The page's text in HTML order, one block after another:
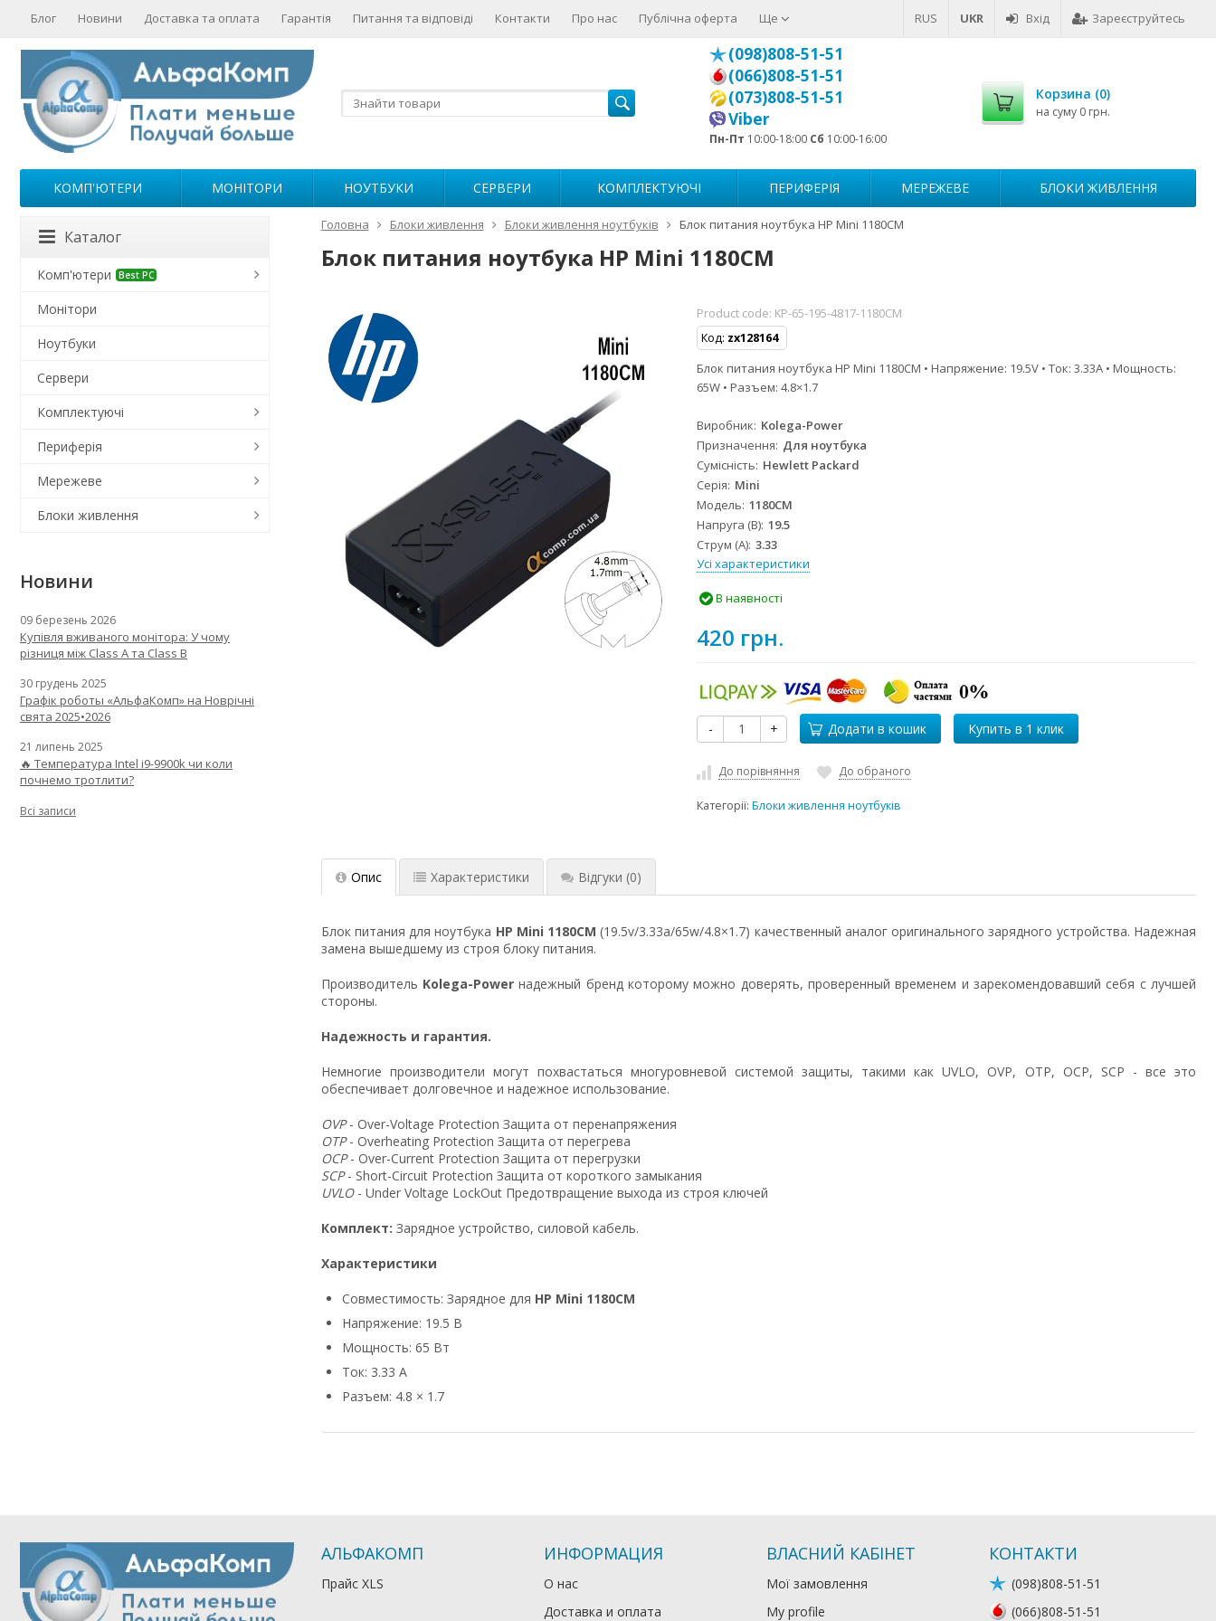
RUS UKR Вхід Зареєструйтесь
Блог Новини Доставка та оплата Гарантія Питання та відповіді Контакти Про нас Публічна оферта Ще
(098)808-51-51
(066)808-51-51
(073)808-51-51
Viber
Пн-Пт 10:00-18:00 Сб 10:00-16:00
Корзина (0)
на суму 0 грн.
КОМП'ЮТЕРИ МОНІТОРИ НОУТБУКИ СЕРВЕРИ КОМПЛЕКТУЮЧІ ПЕРИФЕРІЯ МЕРЕЖЕВЕ БЛОКИ ЖИВЛЕННЯ
Головна Блоки живлення Блоки живлення ноутбуків Блок питания ноутбука HP Mini 1180CM
Блок питания ноутбука HP Mini 1180CM
Product code: KP-65-195-4817-1180CM
Код: zx128164
Блок питания ноутбука HP Mini 1180CM • Напряжение: 19.5V • Ток: 3.33A • Мощность:
65W • Разъем: 4.8×1.7
Виробник Kolega-Power
Призначення Для ноутбука
Сумісність Hewlett Packard
Серія Mini
Модель 1180CM
Напруга (В) 19.5
Струм (А) 3.33
Усі характеристики
В наявності
420 грн.
- + Додати в кошик
До порівняння До обраного
Категорії:Блоки живлення ноутбуків
Опис Характеристики Відгуки (0)
Блок питания для ноутбука HP Mini 1180CM(19.5v/3.33a/65w/4.8×1.7) качественный аналог оригинального зарядного устройства. Надежная
замена вышедшему из строя блоку питания.
Производитель Kolega-Powerнадежный бренд которому можно доверять, проверенный временем и зарекомендовавший себя с лучшей
стороны.
Надежность и гарантия.
Немногие производители могут похвастаться многуровневой системой защиты, такими как UVLO, OVP, OTP, OCP, SCP - все это
обеспечивает долговечное и надежное использование.
OVP- Over-Voltage Protection Защита от перенапряжения
OTP- Overheating Protection Защита от перегрева
OCP- Over-Current Protection Защита от перегрузки
SCP- Short-Circuit Protection Защита от короткого замыкания
UVLO- Under Voltage LockOut Предотвращение выхода из строя ключей
Комплект: Зарядное устройство, силовой кабель.
Характеристики
Совместимость: Зарядное для HP Mini 1180CM
Напряжение: 19.5 В
Мощность: 65 Вт
Ток: 3.33 А
Разъем: 4.8 × 1.7
Каталог
Комп'ютери Best PC
Монітори
Ноутбуки
Сервери
Комплектуючі
Периферія
Мережеве
Блоки живлення
Новини
09 березень 2026
Купівля вживаного монітора: У чому
різниця між Class A та Class B
30 грудень 2025
Графік роботы «АльфаКомп» на Новрічні
свята 2025•2026
21 липень 2025
🔥 Температура Intel i9-9900k чи коли
почнемо тротлити?
Всі записи
АЛЬФАКОМП
Прайс XLS
ИНФОРМАЦИЯ
О нас
Доставка и оплата
ВЛАСНИЙ КАБІНЕТ
Мої замовлення
My profile
КОНТАКТИ
(098)808-51-51
(066)808-51-51